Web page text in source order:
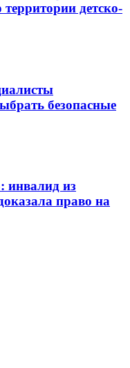
детско-
безопасные
инвалид из
право на